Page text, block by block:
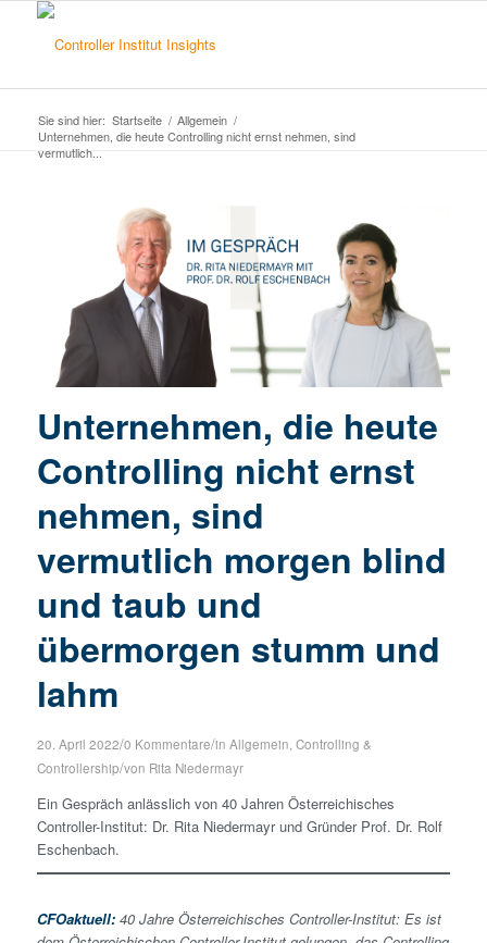
Sie sind hier: Startseite / Allgemein /
Unternehmen, die heute Controlling nicht ernst nehmen, sind
vermutlich...
Unternehmen, die heute
Controlling nicht ernst
nehmen, sind
vermutlich morgen blind
und taub und
übermorgen stumm und
lahm
20. April 2022/0 Kommentare/in Allgemein Controlling &
Controllership/von Rita Niedermayr
Ein Gespräch anlässlich von 40 Jahren Österreichisches
Controller-Institut: Dr. Rita Niedermayr und Gründer Prof. Dr. Rolf
Eschenbach.
CFOaktuell: 40 Jahre Österreichisches Controller-Institut: Es ist